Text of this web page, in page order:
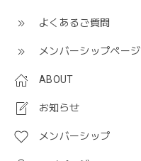
よくあるご質問
メンバーシップページ
ABOUT
お知らせ
メンバーシップ